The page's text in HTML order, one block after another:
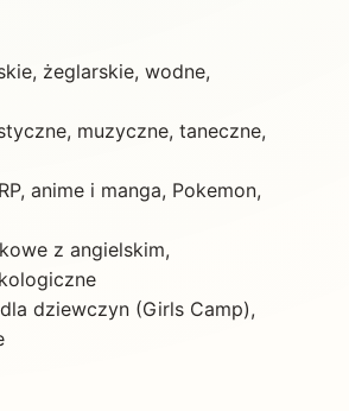
żeglarskie, wodne,
muzyczne, taneczne,
anime i manga, Pokemon,
z angielskim,
dziewczyn (Girls Camp),